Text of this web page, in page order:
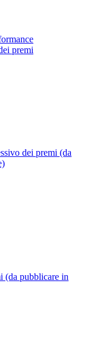
premi
dei premi (da
(da pubblicare in